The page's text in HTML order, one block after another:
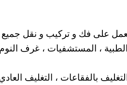
على فك و تركيب و نقل جميع
، المستشفيات ، غرف
بالفقاعات ، التغليف العادي